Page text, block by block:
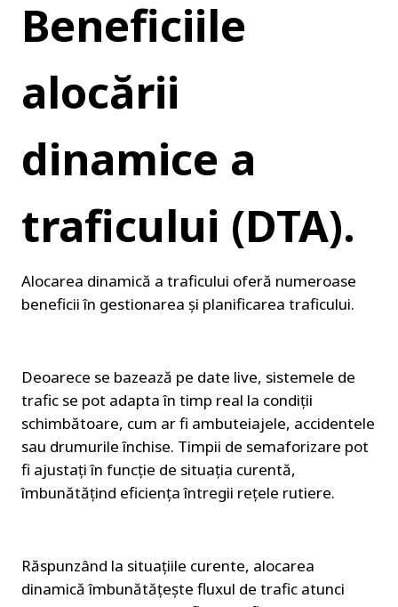
Beneficiile
alocării
dinamice a
traficului (DTA).
Alocarea dinamică a traficului oferă numeroase
beneficii în gestionarea și planificarea traficului.
Deoarece se bazează pe date live, sistemele de
trafic se pot adapta în timp real la condiții
schimbătoare, cum ar fi ambuteiajele, accidentele
sau drumurile închise. Timpii de semaforizare pot
fi ajustați în funcție de situația curentă,
îmbunătățind eficiența întregii rețele rutiere.
Răspunzând la situațiile curente, alocarea
dinamică îmbunătățește fluxul de trafic atunci